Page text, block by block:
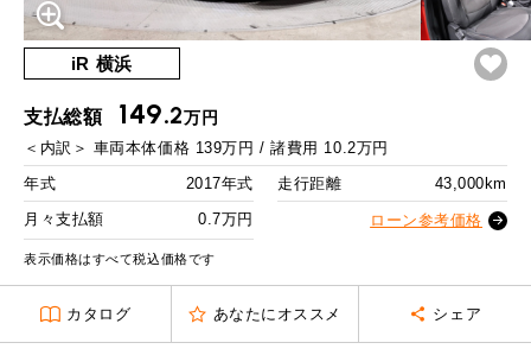
必要書類
買取Q&A
iRで愛車を売却されたお客様の声
BMWミニ買取査定依頼
ローバーミニ買取査定依頼
BMWミニ メンテナンス
ローバーミニ メンテナンス
最近の修理実績
TOP
MINI Blog スタッフブログ
User's Voice 購入者様の声
Part's Report パーツ販売のご案内
Movie 動画一覧
MINI KNOWLEDGE
TOP
BMWミニナレッジ
ローバーミニナレッジ
ABOUT iR iRについて
スタッフ紹介
MAP
リクルート
RECRUIT 採用情報
お問い合わせ サイトマップ
内訳
1回目 14,476 円
2回目以降
ボーナス月追加額 40,000
ボーナス月数 14 回
残価ローンの場合
月々支払額 0.7 万円
iR 横浜
支払総額 149.2万円
＜内訳＞ 車両本体価格 139万円 / 諸費用 10.2万円
年式
2017年式 走行距離
43,000km
月々支払額
0.7万円 ローン参考価格
表示価格はすべて税込価格です
カタログ あなたにオススメ シェア